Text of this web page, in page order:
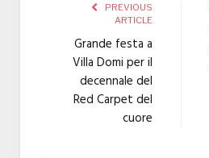
PREVIOUS
ARTICLE
Grande festa a
Villa Domi per il
decennale del
Red Carpet del
cuore